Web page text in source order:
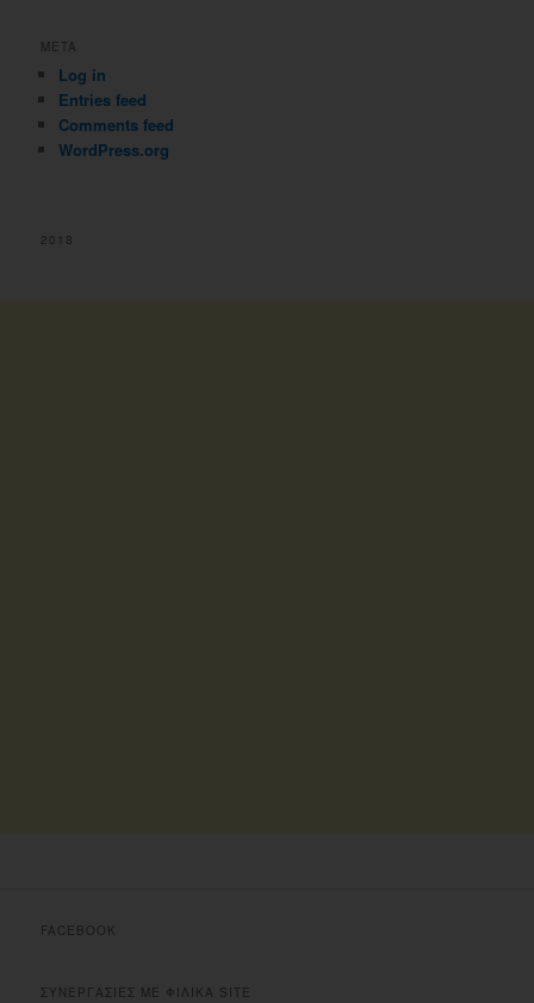
META
Log in
Entries feed
Comments feed
WordPress.org
2018
FACEBOOK
ΣΥΝΕΡΓΑΣΙΕΣ ΜΕ ΦΙΛΙΚΑ SITE